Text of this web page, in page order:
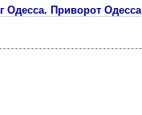
Одесса. Приворот Одесса